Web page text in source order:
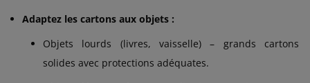
Adaptez les cartons aux objets :
Objets lourds (livres, vaisselle) – grands cartons
solides avec protections adéquates.